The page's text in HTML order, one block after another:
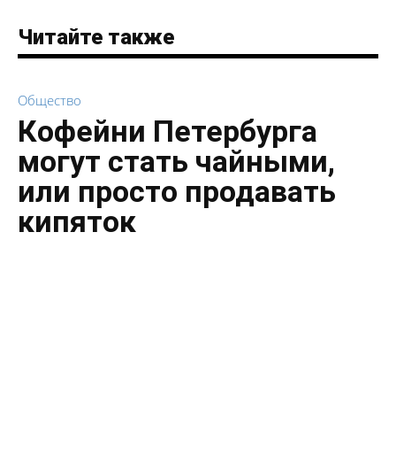
Читайте также
Общество
Кофейни Петербурга
могут стать чайными,
или просто продавать
кипяток